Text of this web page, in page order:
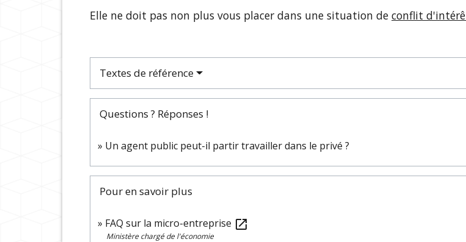
Elle ne doit pas non plus vous placer dans une situation de conflit
Textes de référence
Questions ? Réponses !
Un agent public peut-il partir travailler dans le privé ?
Pour en savoir plus
FAQ sur la micro-entreprise open_in_new
Ministère chargé de l'économie